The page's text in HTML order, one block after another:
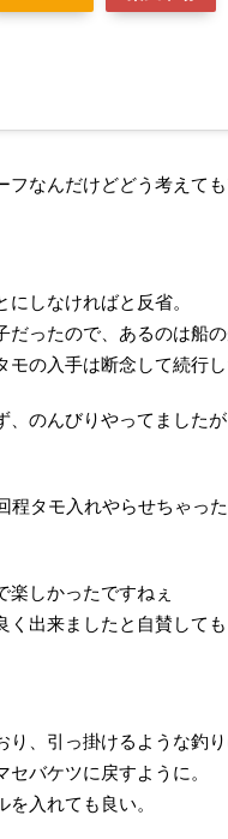
なんだけどどう考えて
しなければと反省。
ったので、あるのは船
の入手は断念して続行し
のんびりやってました
タモ入れやらせちゃっ
楽しかったですねぇ
出来ましたと自賛して
り、引っ掛けるような釣
バケツに戻すように。
入れても良い。